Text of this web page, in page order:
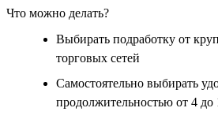
Что можно делать?
Выбирать подработку от
торговых сетей
Самостоятельно выбирать
продолжительностью от 4 до